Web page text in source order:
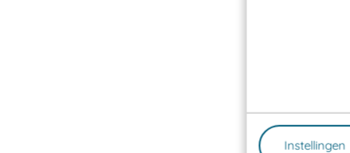
Instellingen